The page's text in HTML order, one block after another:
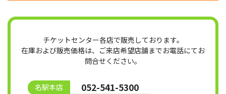
チケットセンター各店で販売しております。
在庫および販売価格は、ご来店希望店舗までお電話にてお
問合せください。
名駅本店 052-541-5300